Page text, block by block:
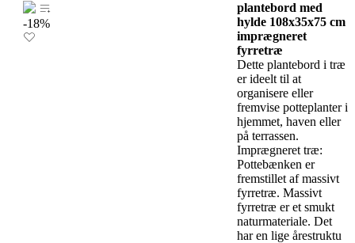
-18%
plantebord med
hylde 108x35x75 cm
imprægneret
fyrretræ
Dette plantebord i træ
er ideelt til at
organisere eller
fremvise potteplanter i
hjemmet, haven eller
på terrassen.
Imprægneret træ:
Pottebænken er
fremstillet af massivt
fyrretræ. Massivt
fyrretræ er et smukt
naturmateriale. Det
har en lige årestruktu